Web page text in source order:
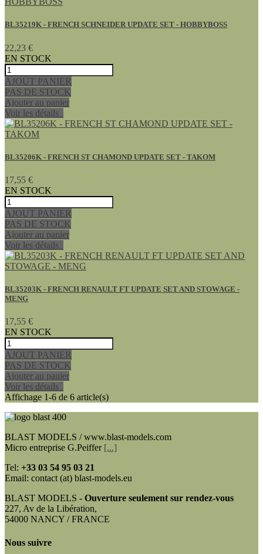
BL35219K - FRENCH SCHNEIDER UPDATE SET - HOBBYBOSS
22,23 €
EN STOCK
AJOUT PANIER
PAS DE STOCK
Ajouter au panier
Voir les détails
BL35206K - FRENCH ST CHAMOND UPDATE SET - TAKOM
17,55 €
EN STOCK
AJOUT PANIER
PAS DE STOCK
Ajouter au panier
Voir les détails
BL35203K - FRENCH RENAULT FT UPDATE SET AND STOWAGE -
MENG
17,55 €
EN STOCK
AJOUT PANIER
PAS DE STOCK
Ajouter au panier
Voir les détails
Affichage 1-6 de 6 article(s)
BLAST MODELS / www.blast-models.com
Micro entreprise G.Peiffer [...]
Tel: +33 03 54 95 03 21
Email: contact (at) blast-models.eu
BLAST MODELS - Ouverture seulement sur rendez-vous
227, Av de la Libération,
54000 NANCY / FRANCE
Nous suivre